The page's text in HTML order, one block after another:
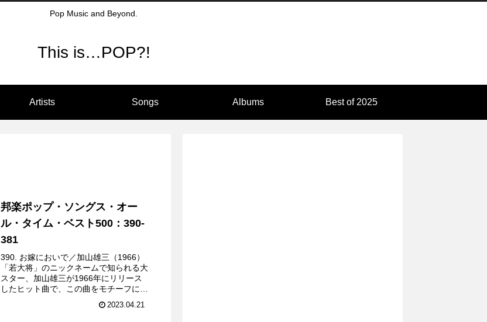
Pop Music and Beyond.
This is…POP?!
Artists Songs Albums Best of 2025
邦楽ポップ・ソングス・オー
ル・タイム・ベスト500：390-
381
390. お嫁においで／加山雄三（1966）
「若大将」のニックネームで知られる大
スター、加山雄三が1966年にリリース
したヒット曲で、この曲をモチーフにし
山雄三のペンネームであり、日本のシン
2023.04.21